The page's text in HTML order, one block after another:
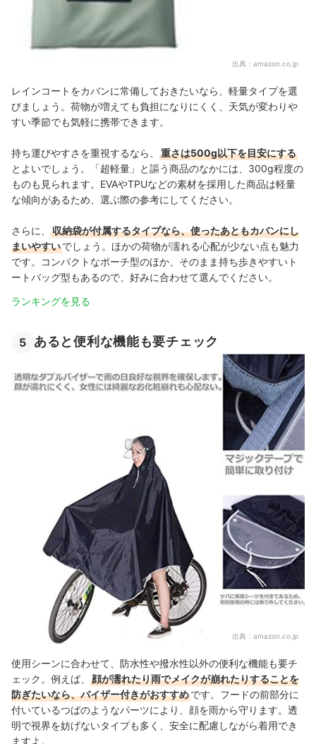
出典： amazon.co.jp
レインコートをカバンに常備しておきたいなら、軽量タイプを選
びましょう。荷物が増えても負担になりにくく、天気が変わりや
すい季節でも気軽に携帯できます。
持ち運びやすさを重視するなら、
重さは500g以下を目安にする
とよいでしょう。「超軽量」と謳う商品のなかには、300g程度の
ものも見られます。EVAやTPUなどの素材を採用した商品は軽量
な傾向があるため、選ぶ際の参考にしてください。
さらに、
収納袋が付属するタイプなら、使ったあともカバンにし
まいやすいでしょう。ほかの荷物が濡れる心配が少ない点も魅力
です。コンパクトなポーチ型のほか、そのまま持ち歩きやすいト
ートバッグ型もあるので、好みに合わせて選んでください。
ランキングを見る
5 あると便利な機能も要チェック
出典： amazon.co.jp
使用シーンに合わせて、防水性や撥水性以外の便利な機能も要チ
ェック。例えば、
顔が濡れたり雨でメイクが崩れたりすることを
防ぎたいなら、バイザー付きがおすすめです。フードの前部分に
付いているつばのようなパーツにより、顔を雨から守ります。透
明で視界を妨げないタイプも多く、安全に配慮しながら着用でき
ますよ。